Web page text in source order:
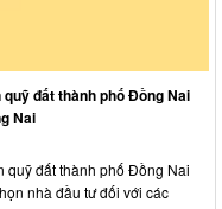
đất thành phố Đồng Nai
Nai
quỹ đất thành phố Đồng Nai
nhà đầu tư đối với các